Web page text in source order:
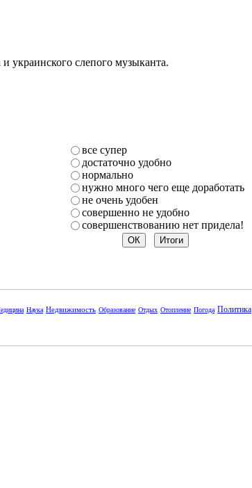
украинского слепого музыканта.
все супер
достаточно удобно
нормально
нужно много чего еще доработать
не очень удобен
совершенно не удобно
совершенствованию нет придела!
Наука Недвижимость Образование Отдых Отопление Погода Политика